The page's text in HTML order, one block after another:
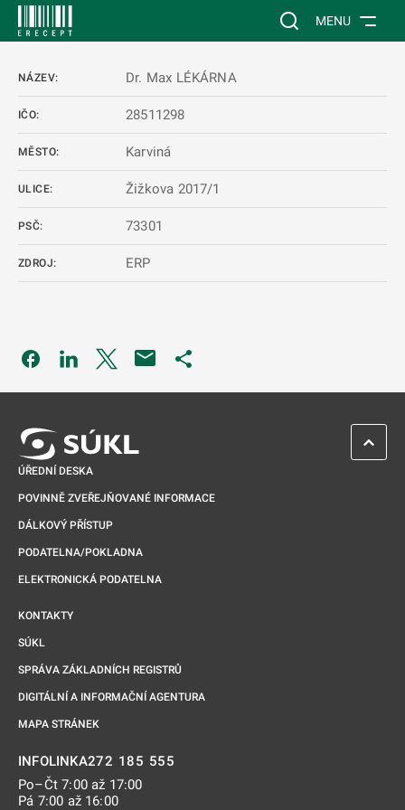
Vyhledávání na
MENU
NÁZEV: Dr. Max LÉKÁRNA
IČO: 28511298
MĚSTO: Karviná
ULICE: Žižkova 2017/1
PSČ: 73301
ZDROJ: ERP
Odkaz se otevře na nové kartě
Odkaz se otevře na nové kartě
Odkaz se otevře na nové kartě
ÚŘEDNÍ DESKA
POVINNĚ ZVEŘEJŇOVANÉ INFORMACE
DÁLKOVÝ PŘÍSTUP
PODATELNA/POKLADNA
ELEKTRONICKÁ PODATELNA
KONTAKTY
SÚKL
SPRÁVA ZÁKLADNÍCH REGISTRŮ
DIGITÁLNÍ A INFORMAČNÍ AGENTURA
MAPA STRÁNEK
INFOLINKA272 185 555
Po–Čt 7:00 až 17:00
Pá 7:00 až 16:00
ZPĚT